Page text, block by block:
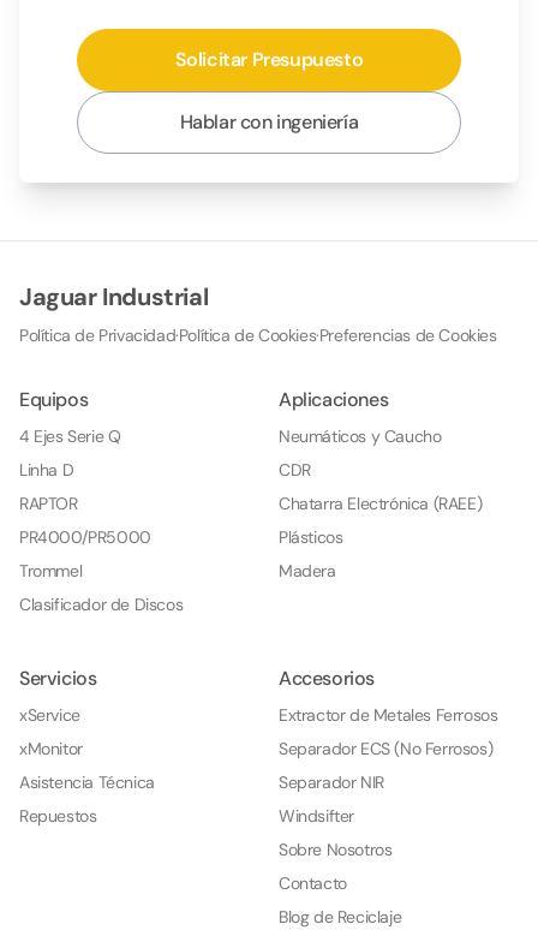
Solicitar Presupuesto
Hablar con ingeniería
Jaguar Industrial
Política de Privacidad·Política de Cookies·Preferencias de Cookies
Equipos
4 Ejes Serie Q
Linha D
RAPTOR
PR4000/PR5000
Trommel
Clasificador de Discos
Aplicaciones
Neumáticos y Caucho
CDR
Chatarra Electrónica (RAEE)
Plásticos
Madera
Servicios
xService
xMonitor
Asistencia Técnica
Repuestos
Accesorios
Extractor de Metales Ferrosos
Separador ECS (No Ferrosos)
Separador NIR
Windsifter
Sobre Nosotros
Contacto
Blog de Reciclaje